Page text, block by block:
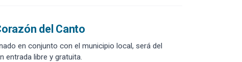
del Canto
en conjunto con el municipio local, será del
entrada libre y gratuita.